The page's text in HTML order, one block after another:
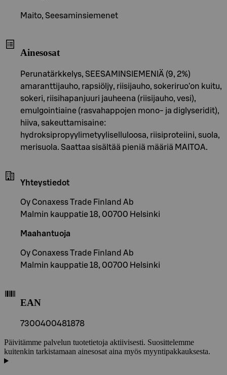
Maito, Seesaminsiemenet
Ainesosat
Perunatärkkelys, SEESAMINSIEMENIÄ (9, 2%)
amaranttijauho, rapsiöljy, riisijauho, sokeriruo'on kuitu,
sokeri, riisihapanjuuri jauheena (riisijauho, vesi),
emulgointiaine (rasvahappojen mono- ja diglyseridit),
hiiva, sakeuttamisaine:
hydroksipropyylimetyyliselluloosa, riisiproteiini, suola,
merisuola. Saattaa sisältää pieniä määriä MAITOA.
Yhteystiedot
Oy Conaxess Trade Finland Ab
Malmin kauppatie 18, 00700 Helsinki
Maahantuoja
Oy Conaxess Trade Finland Ab
Malmin kauppatie 18, 00700 Helsinki
EAN
7300400481878
Päivitämme palvelun tuotetietoja aktiivisesti. Suosittelemme
kuitenkin tarkistamaan ainesosat aina myös myyntipakkauksesta.